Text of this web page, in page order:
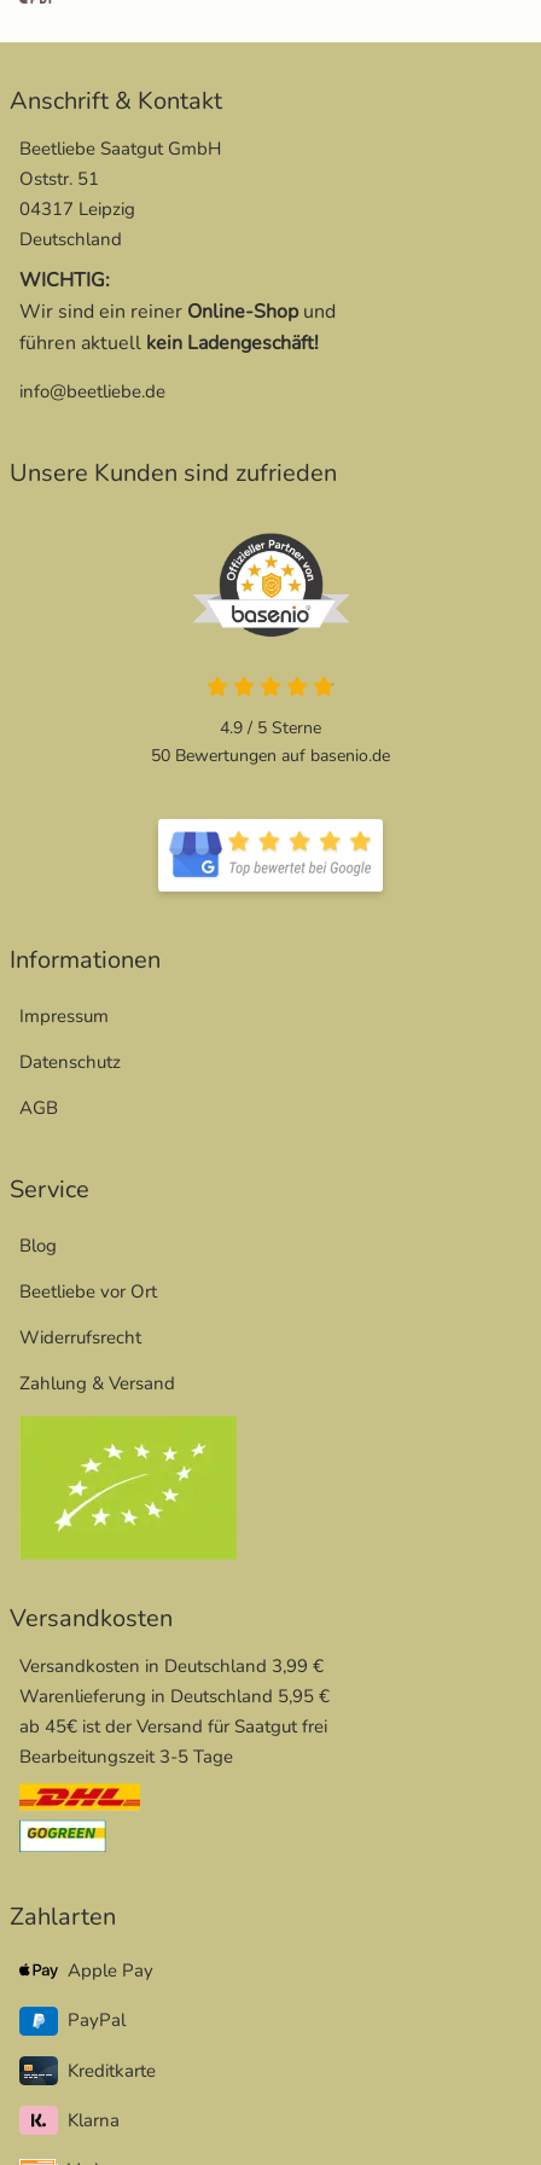
Anschrift & Kontakt
Beetliebe Saatgut GmbH
Oststr. 51
04317 Leipzig
Deutschland
WICHTIG:
Wir sind ein reiner Online-Shopund
führen aktuell kein Ladengeschäft!
info@beetliebe.de
Unsere Kunden sind zufrieden
4.9 / 5 Sterne
50 Bewertungen auf basenio.de
öffnet in neuem Fenster
Informationen
Impressum
Datenschutz
AGB
Service
Blog
Beetliebe vor Ort
Widerrufsrecht
Zahlung & Versand
Versandkosten
Versandkosten in Deutschland 3,99 €
Warenlieferung in Deutschland 5,95 €
ab 45€ ist der Versand für Saatgut frei
Bearbeitungszeit 3-5 Tage
Zahlarten
Apple Pay
PayPal
Kreditkarte
Klarna